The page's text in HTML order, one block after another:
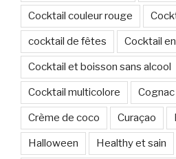
Cocktail couleur rouge
cocktail de fêtes Cocktail
Cocktail et boisson sans alcool
Cocktail multicolore Cognac
Crème de coco Curaçao
Halloween Healthy et sain